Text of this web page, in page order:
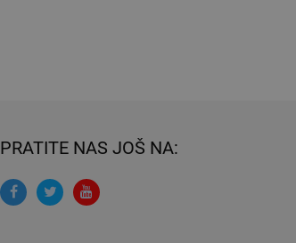
PRATITE NAS JOŠ NA: